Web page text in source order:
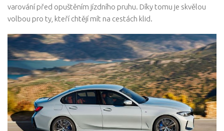
varování před opuštěním jízdního pruhu. Díky tomu je skvělou
volbou pro ty, kteří chtějí mít na cestách klid.